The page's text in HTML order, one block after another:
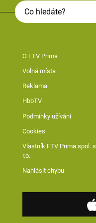
O FTV Prima
Volná místa
Reklama
HbbTV
Podmínky užívání
Cookies
Vlastník FTV Prima spol. s
r.o.
Nahlásit chybu